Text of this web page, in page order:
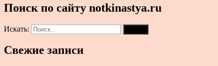
Поиск по сайту notkinastya.ru
Искать:
Свежие записи